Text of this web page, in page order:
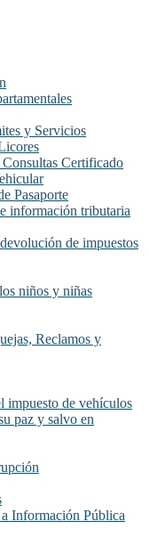
y Servicios
Certificado
Pasaporte
información tributaria
de impuestos
niños y niñas
Reclamos y
impuesto de vehículos
paz y salvo en
Información Pública